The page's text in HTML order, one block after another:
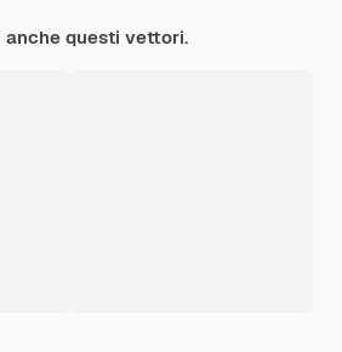
anche questi vettori.